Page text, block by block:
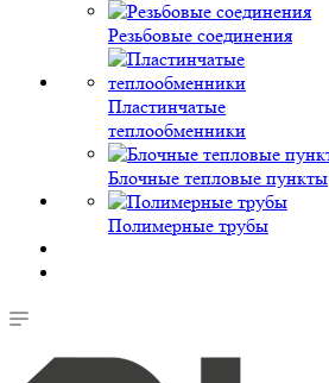
Резьбовые соединения
Пластинчатые
теплообменники
Блочные тепловые пункты
Полимерные трубы